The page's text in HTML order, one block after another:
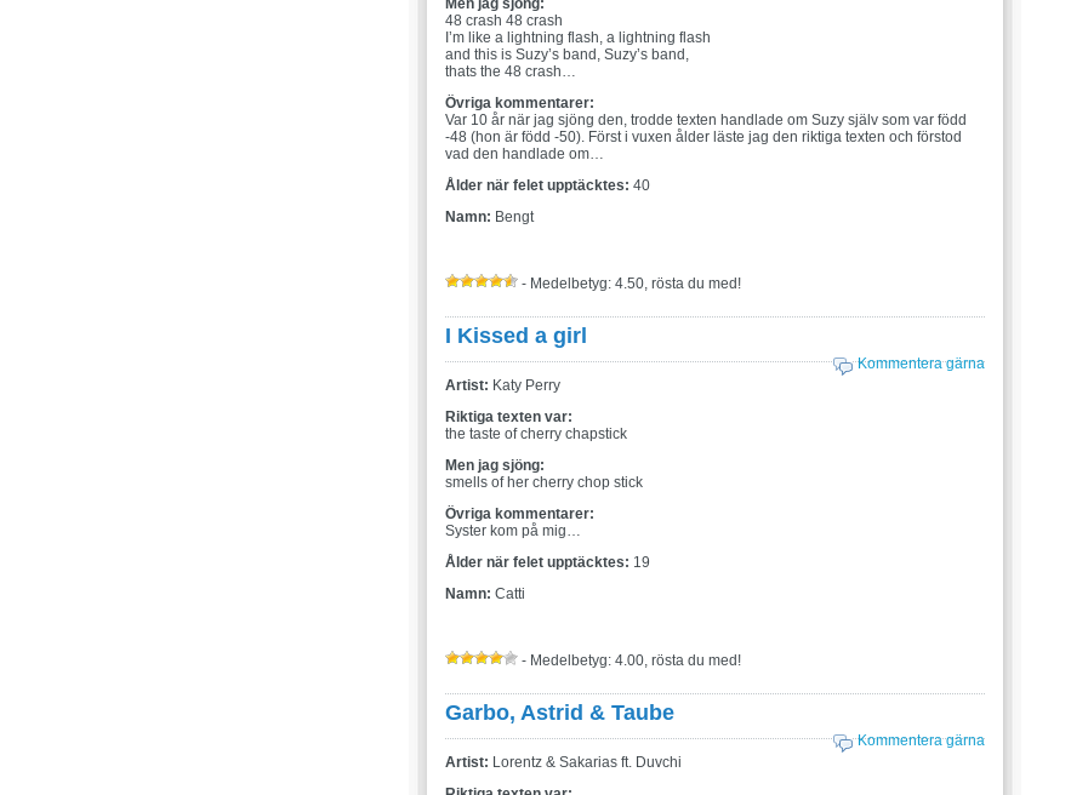
Men jag sjöng:
48 crash 48 crash
I’m like a lightning flash, a lightning flash
and this is Suzy’s band, Suzy’s band,
thats the 48 crash…
Övriga kommentarer:
Var 10 år när jag sjöng den, trodde texten handlade om Suzy själv som var född
-48 (hon är född -50). Först i vuxen ålder läste jag den riktiga texten och förstod
vad den handlade om…
Ålder när felet upptäcktes: 40
Namn: Bengt
- Medelbetyg: 4.50, rösta du med!
I Kissed a girl
Kommentera gärna
Artist: Katy Perry
Riktiga texten var:
the taste of cherry chapstick
Men jag sjöng:
smells of her cherry chop stick
Övriga kommentarer:
Syster kom på mig…
Ålder när felet upptäcktes: 19
Namn: Catti
- Medelbetyg: 4.00, rösta du med!
Garbo, Astrid & Taube
Kommentera gärna
Artist: Lorentz & Sakarias ft. Duvchi